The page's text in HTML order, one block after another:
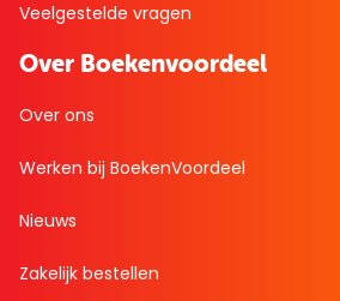
Veelgestelde vragen
Over Boekenvoordeel
Over ons
Werken bij BoekenVoordeel
Nieuws
Zakelijk bestellen